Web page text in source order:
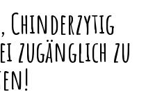
Chinderzytig
zugänglich zu